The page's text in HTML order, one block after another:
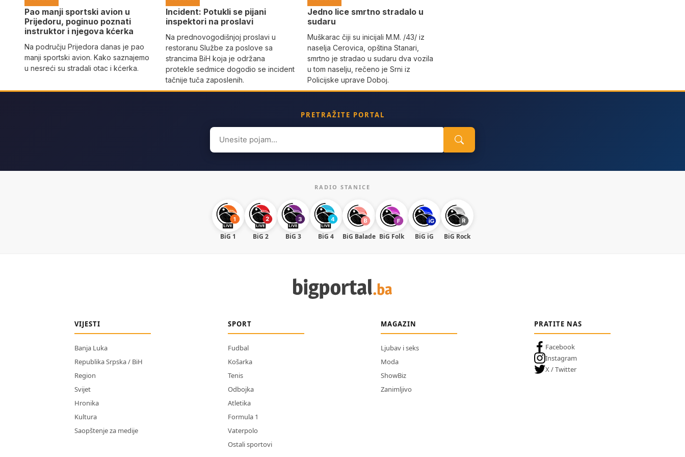
Pao manji sportski avion u
Prijedoru, poginuo poznati
instruktor i njegova kćerka
Na području Prijedora danas je pao
manji sportski avion. Kako saznajemo
u nesreći su stradali otac i kćerka.
Incident: Potukli se pijani
inspektori na proslavi
Na prednovogodišnjoj proslavi u
restoranu Službe za poslove sa
strancima BiH koja je održana
protekle sedmice dogodio se incident
tačnije tuča zaposlenih.
Јedno lice smrtno stradalo u
sudaru
Muškarac čiji su inicijali M.M. /43/ iz
naselja Cerovica, opština Stanari,
smrtno je stradao u sudaru dva vozila
u tom naselju, rečeno je Srni iz
Policijske uprave Doboj.
PRETRAŽITE PORTAL
Search
for:
RADIO STANICE
BiG 1 BiG 2 BiG 3 BiG 4 BiG Balade BiG Folk BiG iG BiG Rock
VIJESTI
Banja Luka
Republika Srpska / BiH
Region
Svijet
Hronika
Kultura
Saopštenje za medije
SPORT
Fudbal
Košarka
Tenis
Odbojka
Atletika
Formula 1
Vaterpolo
Ostali sportovi
MAGAZIN
Ljubav i seks
Moda
ShowBiz
Zanimljivo
PRATITE NAS
Facebook
Instagram
X / Twitter